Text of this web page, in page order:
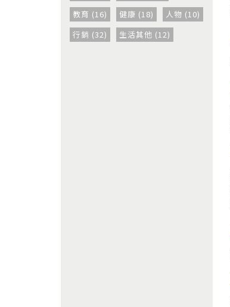
教育 (16)
健康 (18)
人物 (10)
行銷 (32)
生活其他 (12)